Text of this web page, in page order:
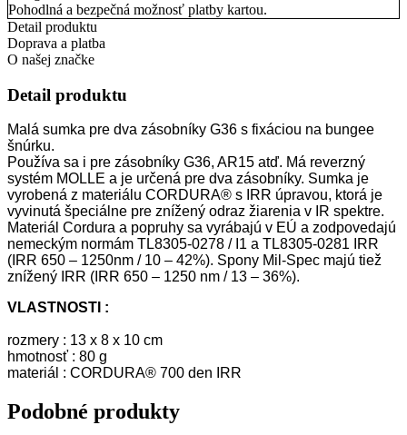
Pohodlná a bezpečná možnosť platby kartou.
Detail produktu
Doprava a platba
O našej značke
Detail produktu
Malá sumka pre dva zásobníky G36 s fixáciou na bungee
šnúrku.
Používa sa i pre zásobníky G36, AR15 atď. Má reverzný
systém MOLLE a je určená pre dva zásobníky. Sumka je
vyrobená z materiálu CORDURA® s IRR úpravou, ktorá je
vyvinutá špeciálne pre znížený odraz žiarenia v IR spektre.
Materiál Cordura a popruhy sa vyrábajú v EÚ a zodpovedajú
nemeckým normám TL8305-0278 / I1 a TL8305-0281 IRR
(IRR 650 – 1250nm / 10 – 42%). Spony Mil-Spec majú tiež
znížený IRR (IRR 650 – 1250 nm / 13 – 36%).
VLASTNOSTI :
rozmery : 13 x 8 x 10 cm
hmotnosť : 80 g
materiál : CORDURA® 700 den IRR
Podobné produkty